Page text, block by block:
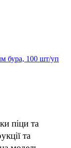
піци та
та